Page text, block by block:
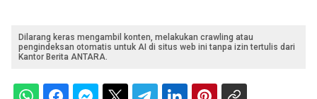
Dilarang keras mengambil konten, melakukan crawling atau
pengindeksan otomatis untuk AI di situs web ini tanpa izin tertulis dari
Kantor Berita ANTARA.